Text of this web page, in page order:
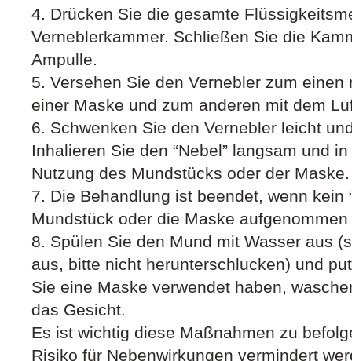
4. Drücken Sie die gesamte
Verneblerkammer. Schließen Sie die
Ampulle.
5. Versehen Sie den Vernebler zum
einer Maske und zum anderen mit dem
6. Schwenken Sie den Vernebler leicht
Inhalieren Sie den “Nebel” langsam und
Nutzung des Mundstücks oder der Maske.
7. Die Behandlung ist beendet, wenn kein
Mundstück oder die Maske
8. Spülen Sie den Mund mit Wasser aus
aus, bitte nicht herunterschlucken) und
Sie eine Maske verwendet haben,
das Gesicht.
Es ist wichtig diese Maßnahmen zu
Risiko für Nebenwirkungen vermindert